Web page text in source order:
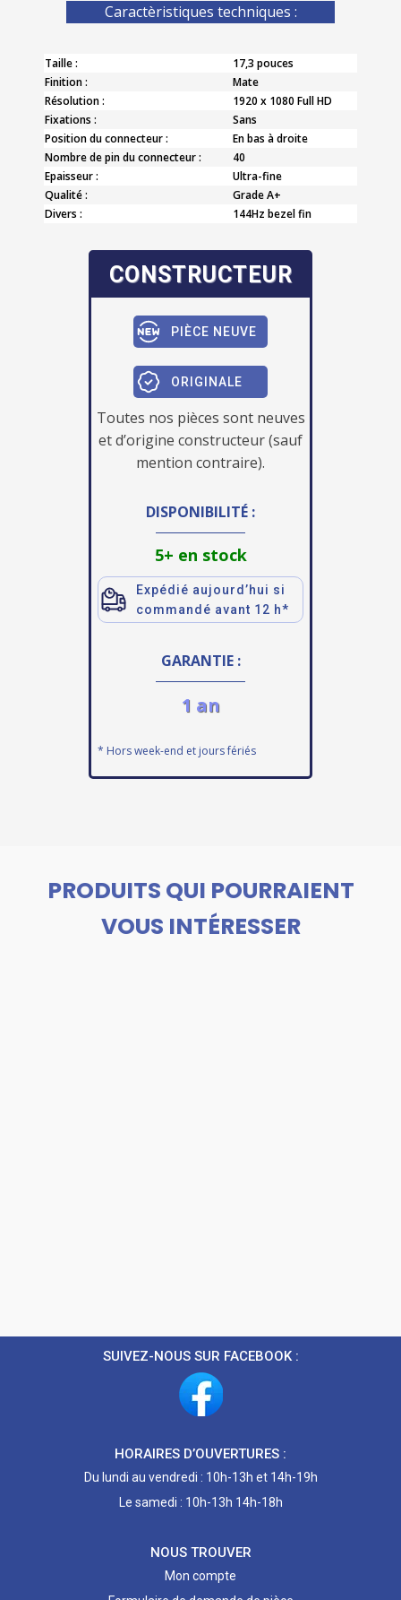
Caractèristiques techniques :
Taille :
17,3 pouces
Finition :
Mate
Résolution :
1920 x 1080 Full HD
Fixations :
Sans
Position du connecteur :
En bas à droite
Nombre de pin du connecteur :
40
Epaisseur :
Ultra-fine
Qualité :
Grade A+
Divers :
144Hz bezel fin
CONSTRUCTEUR
PIÈCE NEUVE
ORIGINALE
Toutes nos pièces sont neuves
et d’origine constructeur (sauf
mention contraire).
DISPONIBILITÉ :
5+ en stock
Expédié aujourd’hui si
commandé avant 12 h*
GARANTIE :
1 an
* Hors week-end et jours fériés
PRODUITS QUI POURRAIENT
VOUS INTÉRESSER
SUIVEZ-NOUS SUR FACEBOOK :
HORAIRES D’OUVERTURES :
Du lundi au vendredi : 10h-13h et 14h-19h
Le samedi : 10h-13h 14h-18h
NOUS TROUVER
Mon compte